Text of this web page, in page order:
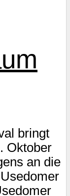
bringt
Oktober
an die